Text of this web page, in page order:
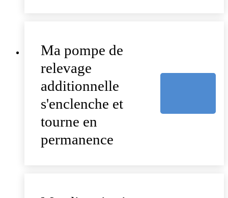
Ma pompe de
relevage
additionnelle
s'enclenche et
tourne en
permanence